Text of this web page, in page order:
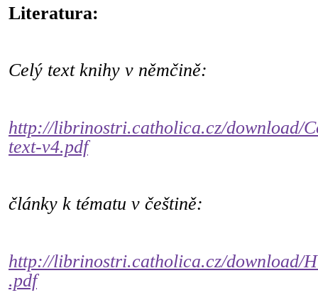
Literatura:
Celý text knihy v němčině:
http://librinostri.catholica.cz/download/
text-v4.pdf
články k tématu v češtině:
http://librinostri.catholica.cz/download/
.pdf